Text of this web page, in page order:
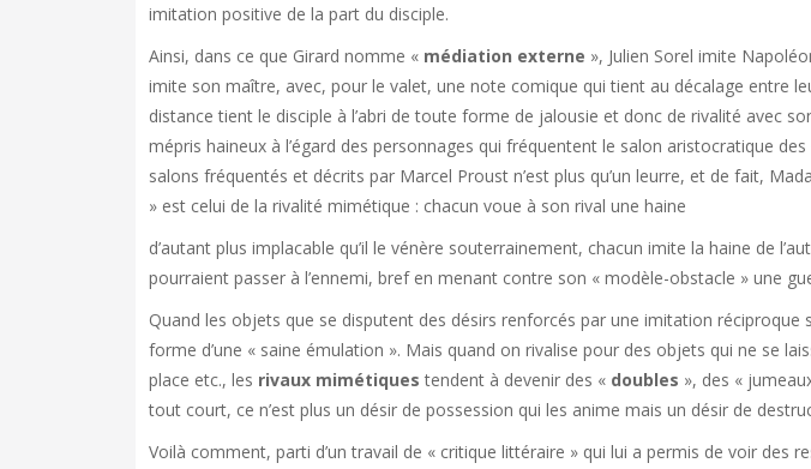
imitation positive de la part du disciple.
Ainsi, dans ce que Girard nomme « médiation externe », Julien Sorel imite
imite son maître, avec, pour le valet, une note comique qui tient au décalage entre
distance tient le disciple à l’abri de toute forme de jalousie et donc de rivalité avec
mépris haineux à l’égard des personnages qui fréquentent le salon aristocratique
salons fréquentés et décrits par Marcel Proust n’est plus qu’un leurre, et de fait,
» est celui de la rivalité mimétique : chacun voue à son rival une haine
d’autant plus implacable qu’il le vénère souterrainement, chacun imite la haine de
pourraient passer à l’ennemi, bref en menant contre son « modèle-obstacle » une
Quand les objets que se disputent des désirs renforcés par une imitation
forme d’une « saine émulation ». Mais quand on rivalise pour des objets qui ne se
place etc., les rivaux mimétiques tendent à devenir des « doubles », des «
tout court, ce n’est plus un désir de possession qui les anime mais un désir de
Voilà comment, parti d’un travail de « critique littéraire » qui lui a permis de voir des